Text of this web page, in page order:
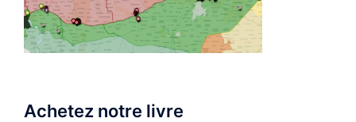
Achetez notre livre